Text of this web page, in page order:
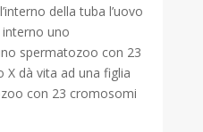
della tuba l’uovo
uno
spermatozoo con 23
dà vita ad una figlia
con 23 cromosomi